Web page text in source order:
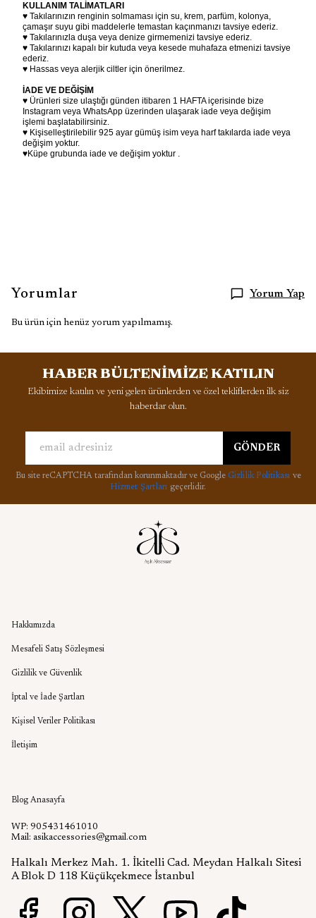
KULLANIM TALİMATLARI
♥ Takılarınızın renginin solmaması için su, krem, parfüm, kolonya,
çamaşır suyu gibi maddelerle temastan kaçınmanızı tavsiye ederiz.
♥ Takılarınızla duşa veya denize girmemenizi tavsiye ederiz.
♥ Takılarınızı kapalı bir kutuda veya kesede muhafaza etmenizi tavsiye
ederiz.
♥ Hassas veya alerjik ciltler için önerilmez.
İADE VE DEĞİŞİM
♥ Ürünleri size ulaştığı günden itibaren 1 HAFTA içerisinde bize
Instagram veya WhatsApp üzerinden ulaşarak iade veya değişim
işlemi başlatabilirsiniz.
♥ Kişiselleştirilebilir 925 ayar gümüş isim veya harf takılarda iade veya
değişim yoktur.
♥Küpe grubunda iade ve değişim yoktur .
Yorumlar Yorum Yap
Bu ürün için henüz yorum yapılmamış.
HABER BÜLTENİMİZE KATILIN
Ekibimize katılın ve yeni gelen ürünlerden ve özel tekliflerden ilk siz
haberdar olun.
GÖNDER
Bu site reCAPTCHA tarafından korunmaktadır ve Google Gizlilik Politikası ve
Hizmet Şartları geçerlidir.
Hakkımızda
Mesafeli Satış Sözleşmesi
Gizlilik ve Güvenlik
İptal ve İade Şartları
Kişisel Veriler Politikası
İletişim
Blog Anasayfa
WP: 905431461010
Mail: asikaccessories@gmail.com
Halkalı Merkez Mah. 1. İkitelli Cad. Meydan Halkalı Sitesi
A Blok D 118 Küçükçekmece İstanbul